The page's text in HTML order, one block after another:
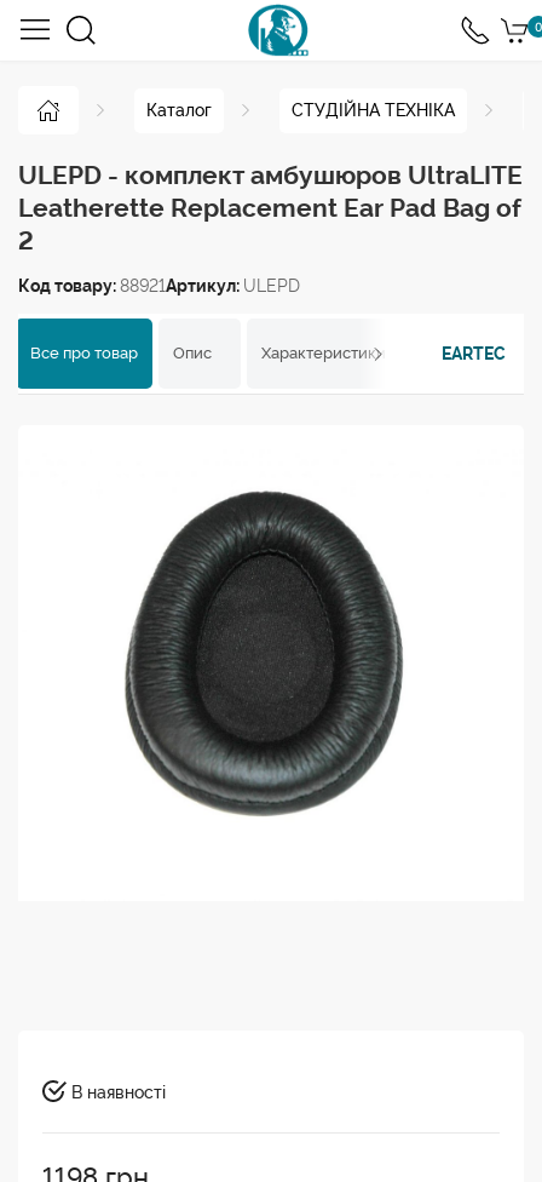
0
Каталог СТУДІЙНА ТЕХНІКА
ULEPD - комплект амбушюров UltraLITE
Leatherette Replacement Ear Pad Bag of
2
Код товару:88921Артикул: ULEPD
Все про товар Опис Характеристики Відгуки
EARTEC
В наявності